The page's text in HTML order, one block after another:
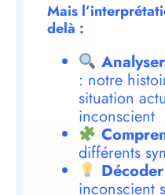
Mais
delà :
: notre
situation
inconscient
différents
inconscient